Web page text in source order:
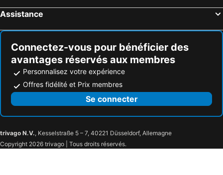
Assistance
Connectez-vous pour bénéficier des
avantages réservés aux membres
Personnalisez votre expérience
Offres fidélité et Prix membres
Se connecter
trivago N.V., Kesselstraße 5 – 7, 40221 Düsseldorf, Allemagne
Copyright 2026 trivago | Tous droits réservés.